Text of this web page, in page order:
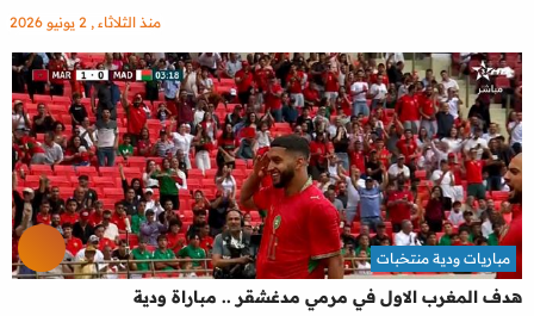
منذ الثلاثاء , 2 يونيو 2026
هدف المغرب الاول في مرمي مدغشقر .. مباراة ودية
مباريات ودية منتخبات